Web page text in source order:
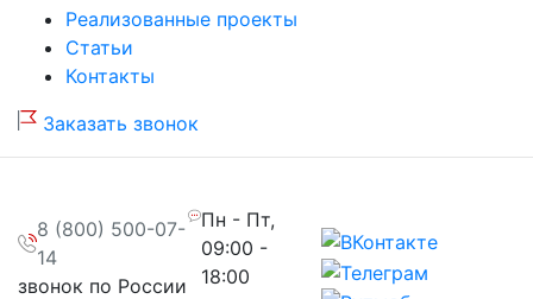
Реализованные проекты
Статьи
Контакты
Заказать звонок
8 (800) 500-07-
14
звонок по России
Пн - Пт,
09:00 -
18:00